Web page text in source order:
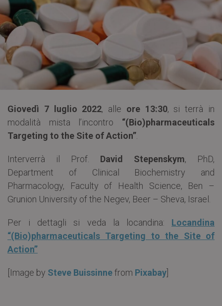
Giovedì 7 luglio 2022, alle ore 13:30, si terrà in
modalità mista l’incontro “(Bio)pharmaceuticals
Targeting to the Site of Action”
Interverrà il Prof. David Stepenskym, PhD,
Department of Clinical Biochemistry and
Pharmacology, Faculty of Health Science, Ben –
Grunion University of the Negev, Beer – Sheva, Israel.
Per i dettagli si veda la locandina: Locandina
“(Bio)pharmaceuticals Targeting to the Site of
Action”
Image by Steve Buissinnefrom Pixabay